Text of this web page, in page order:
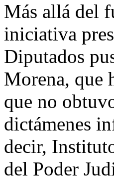
Más allá del
iniciativa
Diputados
Morena, que
que no
dictámenes
decir,
del Poder